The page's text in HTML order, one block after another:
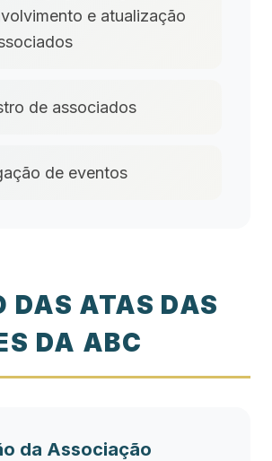
e atualização
de associados
de eventos
DAS ATAS DAS
DA ABC
da Associação